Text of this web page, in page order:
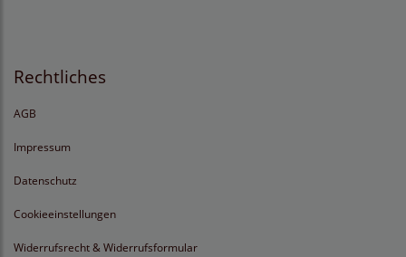
Rechtliches
AGB
Impressum
Datenschutz
Cookieeinstellungen
Widerrufsrecht & Widerrufsformular